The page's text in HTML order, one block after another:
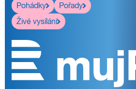
Pohádky
Pořady
Živé vysílání